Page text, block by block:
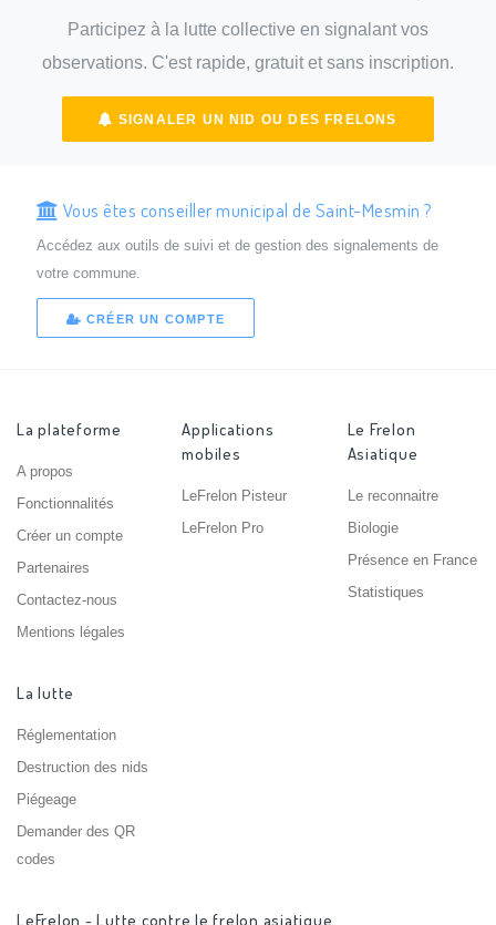
Participez à la lutte collective en signalant vos
observations. C'est rapide, gratuit et sans inscription.
SIGNALER UN NID OU DES FRELONS
Vous êtes conseiller municipal de Saint-Mesmin ?
Accédez aux outils de suivi et de gestion des signalements de
votre commune.
CRÉER UN COMPTE
La plateforme
A propos
Fonctionnalités
Créer un compte
Partenaires
Contactez-nous
Mentions légales
Applications
mobiles
LeFrelon Pisteur
LeFrelon Pro
Le Frelon
Asiatique
Le reconnaitre
Biologie
Présence en France
Statistiques
La lutte
Réglementation
Destruction des nids
Piégeage
Demander des QR
codes
LeFrelon - Lutte contre le frelon asiatique